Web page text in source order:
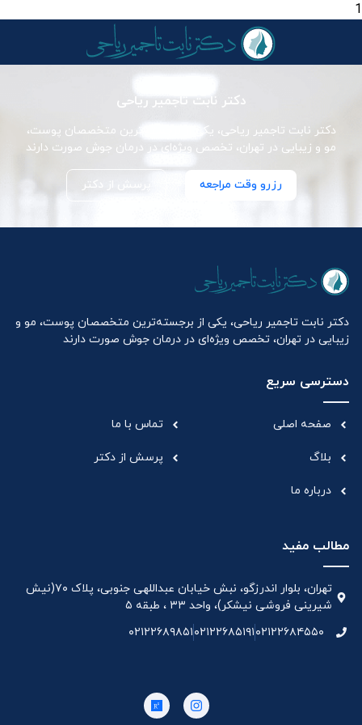
1
دکتر نابت تاجمیر ریاحی
دکتر نابت تاجمیر ریاحی، یکی از برجسته‌ترین متخصصان پوست،
مو و زیبایی در تهران، تخصص ویژه‌ای در درمان جوش صورت دارند
رزرو وقت مراجعه پرسش از دکتر
دکتر نابت تاجمیر ریاحی، یکی از برجسته‌ترین متخصصان پوست، مو و
زیبایی در تهران، تخصص ویژه‌ای در درمان جوش صورت دارند
دسترسی سریع
صفحه اصلی
بلاگ
درباره ما
تماس با ما
پرسش از دکتر
مطالب مفید
تهران، بلوار اندرزگو، نبش خیابان عبداللهی جنوبی، پلاک ۷۰(نیش
شیرینی فروشی نیشکر)، واحد ۳۳ ، طبقه ۵
۰۲۱۲۲۶۸۴۵۵۰۰۲۱۲۲۶۸۵۱۹۱۰۲۱۲۲۶۸۹۸۵۱